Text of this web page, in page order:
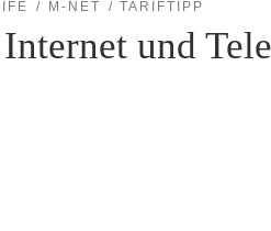
M-NET TARIFTIPP
und